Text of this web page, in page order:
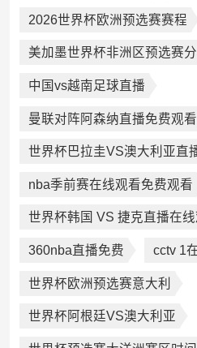
2026世界杯欧洲预选赛赛程
美加墨世界杯非洲区预选赛
中国vs越南足球直播
曼联对阵阿森纳直播免费观看
世界杯巴拉圭VS澳大利亚直
nba季前赛在线观看免费观看
世界杯韩国 VS 捷克直播在
360nba直播免费 cctv 1
世界杯欧洲预选赛意大利
世界杯阿根廷VS澳大利亚